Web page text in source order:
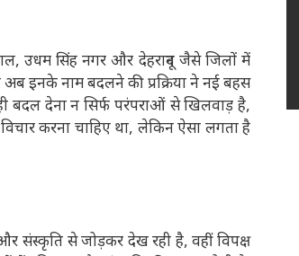
उधम सिंह नगर और देहरादून जैसे जिलों में
इनके नाम बदलने की प्रक्रिया ने नई बहस
बदल देना न सिर्फ परंपराओं से खिलवाड़ है,
करना चाहिए था, लेकिन ऐसा लगता है
संस्कृति से जोड़कर देख रही है, वहीं विपक्ष